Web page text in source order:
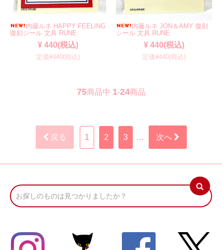
内藤ルネ HAPPY FEELING
復刻シール 文具 RUNE
¥ 440(税込)
定価¥440(税込)
内藤ルネ JON＆AMY 復刻
シール 文具 RUNE
¥ 440(税込)
定価¥440(税込)
75商品中 1-24商品
戻る 1 2 3 … 次へ